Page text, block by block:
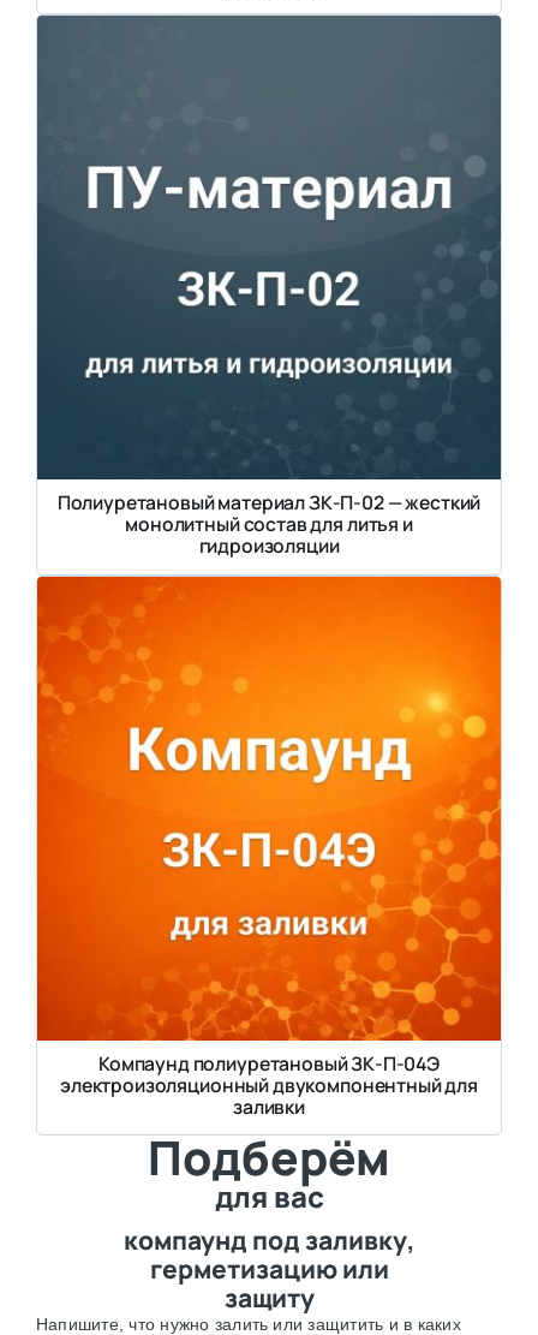
Полиуретановый материал ЗК-П-02 — жесткий
монолитный состав для литья и
гидроизоляции
Компаунд полиуретановый ЗК-П-04Э
электроизоляционный двукомпонентный для
заливки
Подберём
для вас
компаунд под заливку,
герметизацию или
защиту
Напишите, что нужно залить или защитить и в каких